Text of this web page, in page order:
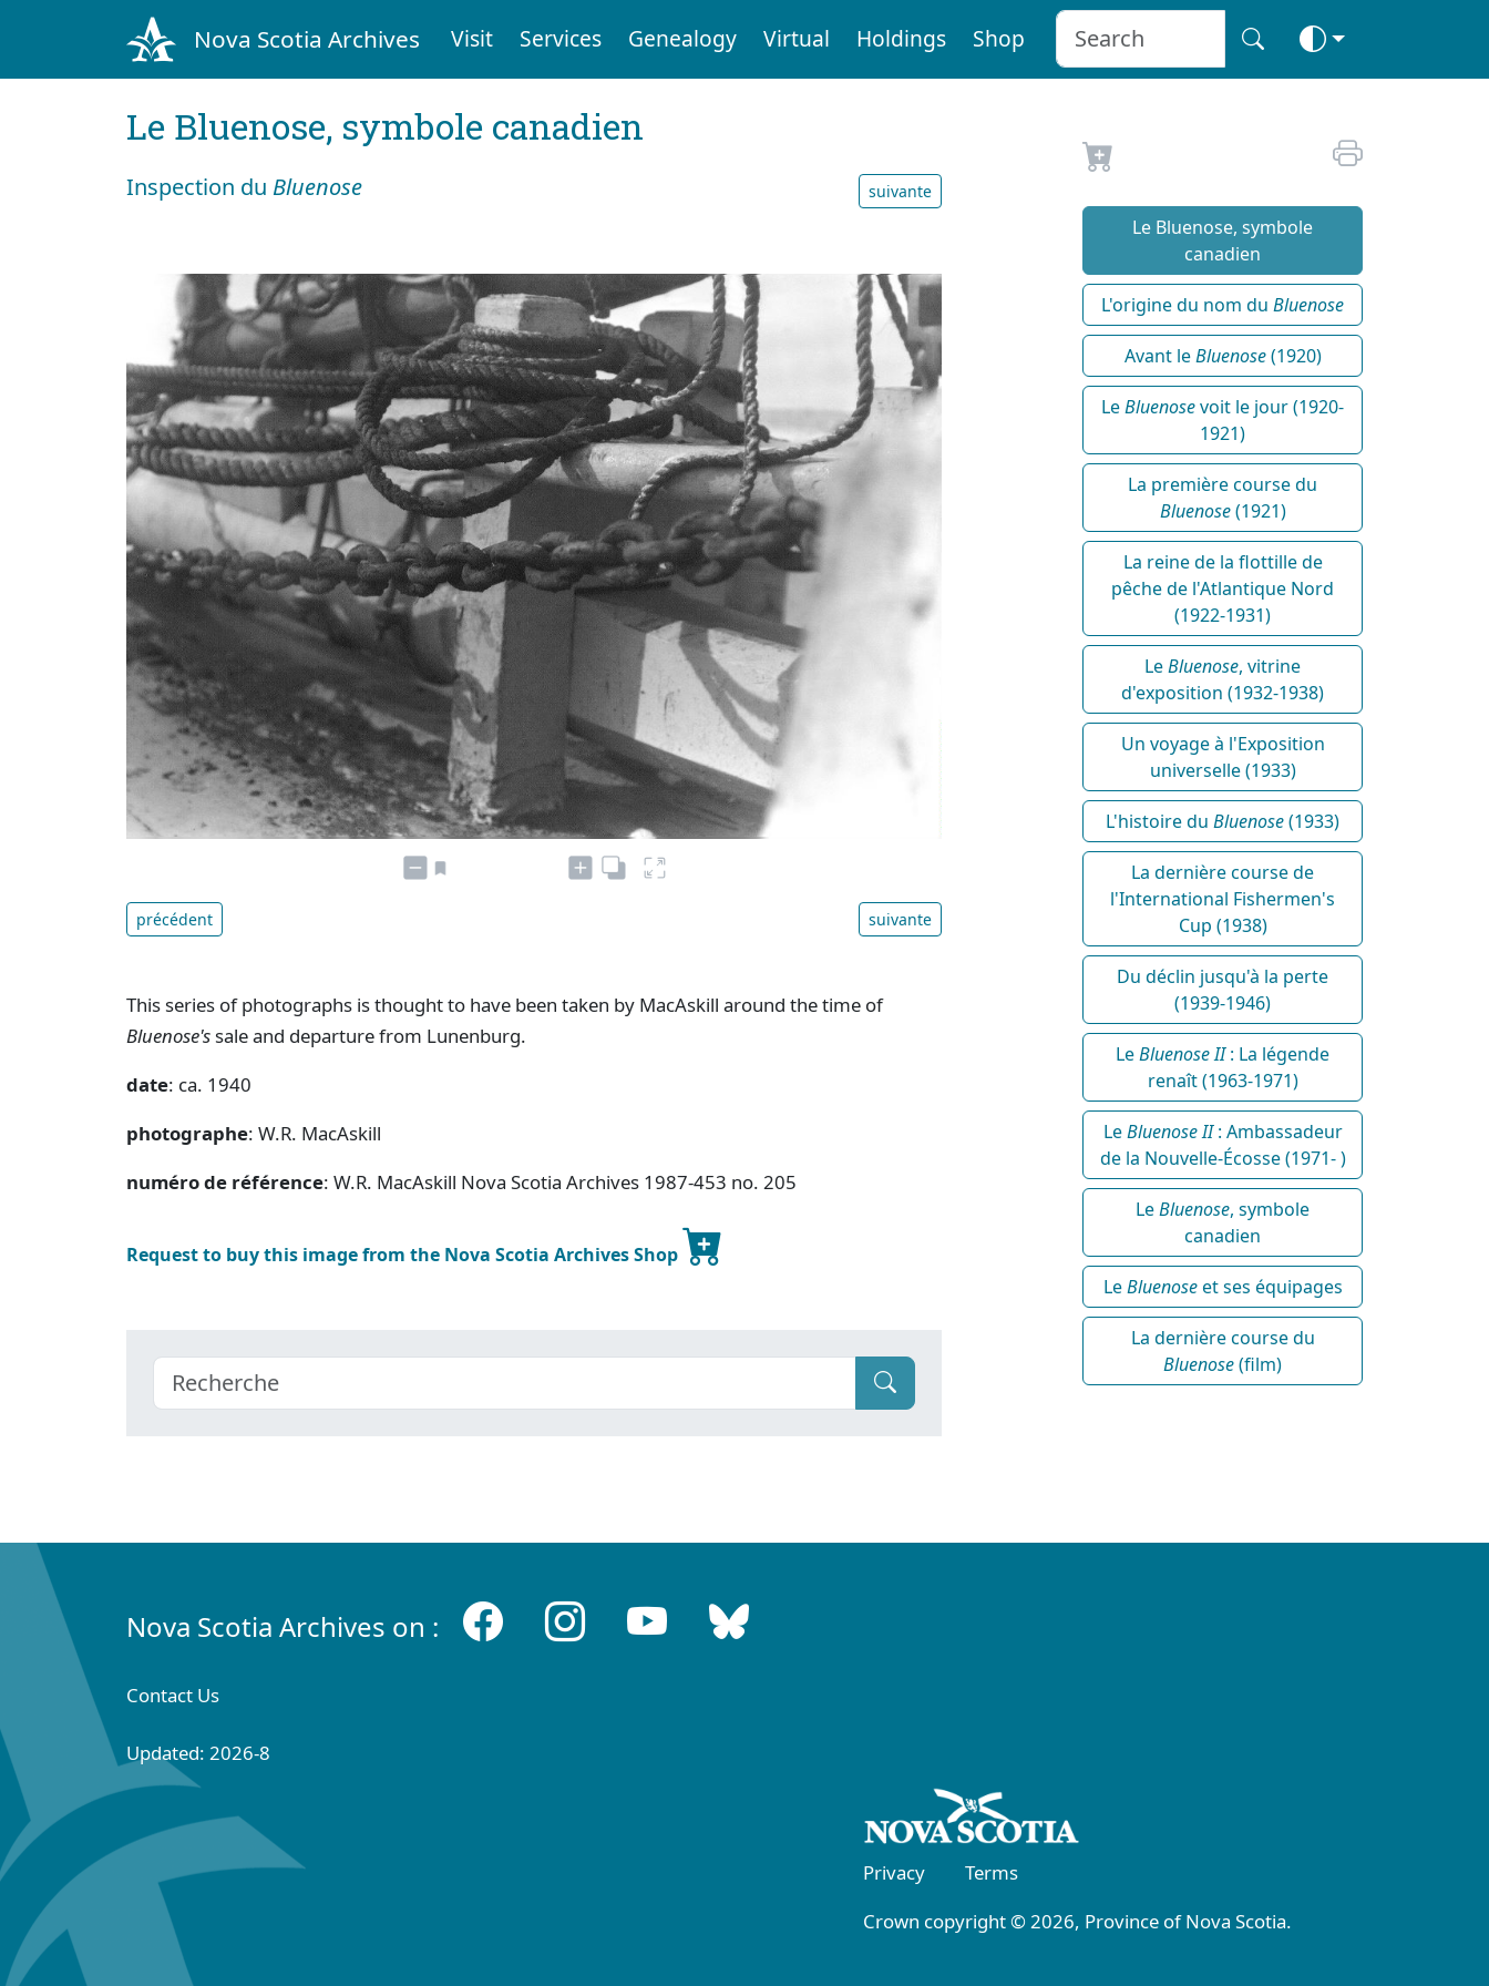
Nova Scotia Archives Visit Services Genealogy Virtual Holdings Shop
Le Bluenose, symbole canadien
Inspection du Bluenose suivante
précédent suivante
This series of photographs is thought to have been taken by MacAskill around the time of
Bluenose'ssale and departure from Lunenburg.
date: ca. 1940
photographe: W.R. MacAskill
numéro de référence: W.R. MacAskill Nova Scotia Archives 1987-453 no. 205
Request to buy this image from the Nova Scotia Archives Shop
Le Bluenose, symbole
canadien
L'origine du nom du Bluenose
Avant leBluenose(1920)
LeBluenosevoit le jour (1920-
1921)
La première course du
Bluenose(1921)
La reine de la flottille de
pêche de l'Atlantique Nord
(1922-1931)
LeBluenose, vitrine
d'exposition (1932-1938)
Un voyage à l'Exposition
universelle (1933)
L'histoire du Bluenose(1933)
La dernière course de
l'International Fishermen's
Cup (1938)
Du déclin jusqu'à la perte
(1939-1946)
LeBluenose II: La légende
renaît (1963-1971)
LeBluenose II: Ambassadeur
de la Nouvelle-Écosse (1971- )
LeBluenose, symbole
canadien
LeBluenoseet ses équipages
La dernière course du
Bluenose(film)
Nova Scotia Archives on :
Contact Us
Updated: 2026-8
Privacy
Terms
Crown copyright © 2026, Province of Nova Scotia.